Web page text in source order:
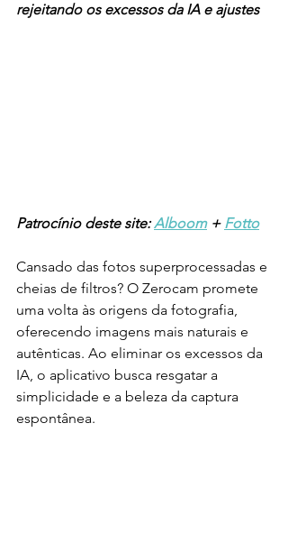
rejeitando os excessos da IA e ajustes
Patrocínio deste site: Alboom + Fotto
Cansado das fotos superprocessadas e
cheias de filtros? O Zerocam promete
uma volta às origens da fotografia,
oferecendo imagens mais naturais e
autênticas. Ao eliminar os excessos da
IA, o aplicativo busca resgatar a
simplicidade e a beleza da captura
espontânea.